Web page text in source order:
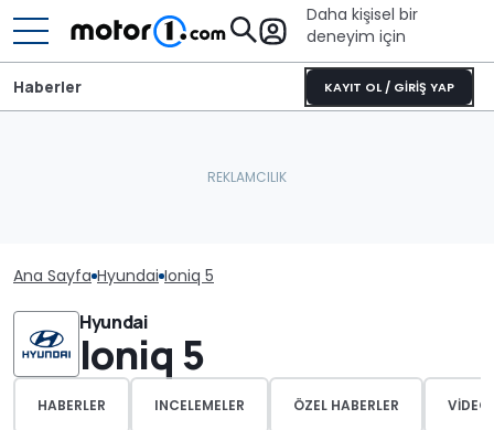
Daha kişisel bir
deneyim için
KAYIT OL / GİRİŞ YAP
Haberler
Ana Sayfa Hyundai Ioniq 5
Hyundai
Ioniq 5
HABERLER INCELEMELER ÖZEL HABERLER